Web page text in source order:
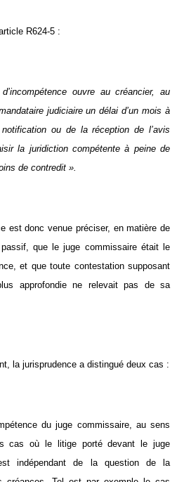
R624-5 :
ouvre au créancier, au
judiciaire un délai d’un mois à
ou de la réception de l’avis
la juridiction compétente à peine de
de contredit ».
est donc venue préciser, en matière de
que le juge commissaire était le
et que toute contestation supposant
approfondie ne relevait pas de sa
la jurisprudence a distingué deux cas :
du juge commissaire, au sens
cas où le litige porté devant le juge
indépendant de la question de la